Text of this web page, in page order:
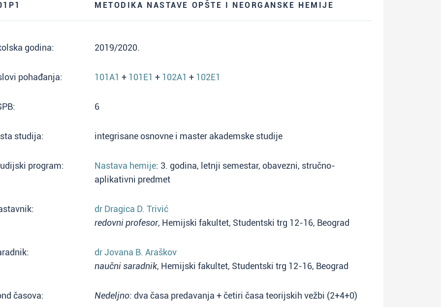
METODIKA NASTAVE OPŠTE I NEORGANSKE HEMIJE
godina: 2019/2020.
pohađanja: 101A1 + 101E1 + 102A1 + 102E1
6
studija: integrisane osnovne i master akademske studije
program: Nastava hemije: 3. godina, letnji semestar, obavezni, stručno-
aplikativni predmet
dr Dragica D. Trivić
redovni profesor, Hemijski fakultet, Studentski trg 12-16, Beograd
dr Jovana B. Araškov
naučni saradnik, Hemijski fakultet, Studentski trg 12-16, Beograd
časova: Nedeljno: dva časa predavanja + četiri časa teorijskih vežbi (2+4+0)